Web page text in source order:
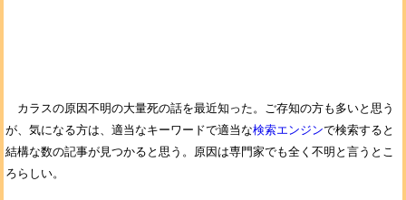
カラスの原因不明の大量死の話を最近知った。ご存知の方も多いと思う
が、気になる方は、適当なキーワードで適当な検索エンジンで検索すると
結構な数の記事が見つかると思う。原因は専門家でも全く不明と言うとこ
ろらしい。